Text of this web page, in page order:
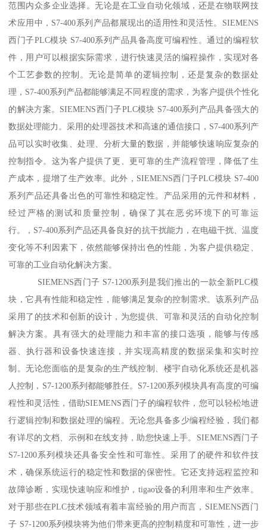
范围内众多企业选择。无论是在工业自动化领域，还是在物联网技
术应用中，S7-400系列产品都展现出的适用性和灵活性。SIEMENS
西门子PLC模块 S7-400系列产品具备高度可编程性。通过的编程软
件，用户可以根据实际需求，进行快速灵活的编程操作，实现对各
个工艺参数的控制。无论是简单的逻辑控制，还是复杂的数据处
理，S7-400系列产品都能够满足不同程度的需求，为客户提供个性化
的解决方案。SIEMENS西门子PLC模块 S7-400系列产品具备强大的
数据处理能力。采用的处理器技术和高速的通信接口，S7-400系列产
品可以实时收集、处理、分析大量的数据，并能够快速响应复杂的
控制指令。这为客户提供了更、更可靠的生产流程管理，降低了生
产成本，提增了生产效率。此外，SIEMENS西门子PLC模块 S7-400
系列产品还具备出色的可靠性和稳定性。产品采用的元件和材料，
经过严格的测试和质量控制，确保了其在恶劣环境下的可靠运
行。，S7-400系列产品还具备良好的抗干扰能力，在电磁干扰、温度
变化等不利因素下，依然能够保持出色的性能，为客户提供稳定、
可靠的工业自动化解决方案。
SIEMENS西门子 S7-1200系列是我们推出的一款全新PLC模
块，它具有性能和稳定性，能够满足复杂的控制需求。该系列产品
采用了的技术和创新的设计，为您提供、可靠和灵活的自动化控制
解决方案。具有强大的处理能力和丰富的接口选项，能够与传感
器、执行器和设备快速连接，并实现高精度的数据采集和实时控
制。无论您面临的是复杂的生产线控制、楼宇自动化系统还是机器
人控制，S7-1200系列都能够胜任。S7-1200系列模块具有高度的可编
程性和灵活性，借助SIEMENS西门子的编程软件，您可以轻松地进
行逻辑控制和数据处理的编程。无论您具备多少编程经验，我们都
有详尽的文档、示例和在线支持，助您快速上手。SIEMENS西门子
S7-1200系列模块还具备安全性和可靠性。采用了的硬件和软件技
术，确保系统运行的稳定性和数据的保密性。它还支持远程监控和
故障诊断，实现快速响应和维护，tigao设备的利用率和生产效率。
对于那些在PLC技术领域有着丰富经验的用户而言，SIEMENS西门
子 S7-1200系列模块将为他们带来更高的控制精度和可靠性，进一步